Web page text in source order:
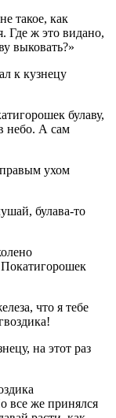
такое, как
Где ж это видано,
выковать?»
к кузнецу
булаву,
небо. А сам
ухом
булава-то
что я тебе
на этот раз
все же принялся